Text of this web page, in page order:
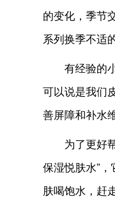
的变化，季节
系列换季不适
有经验的小
可以说是我们
善屏障和补水
为了更好帮
保湿悦肤水”
肤喝饱水，赶